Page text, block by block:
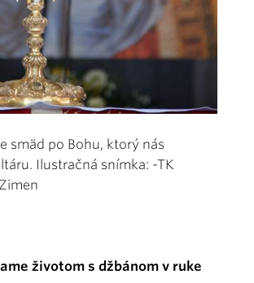
smäd po Bohu, ktorý nás
Ilustračná snímka: -TK
životom s džbánom v ruke